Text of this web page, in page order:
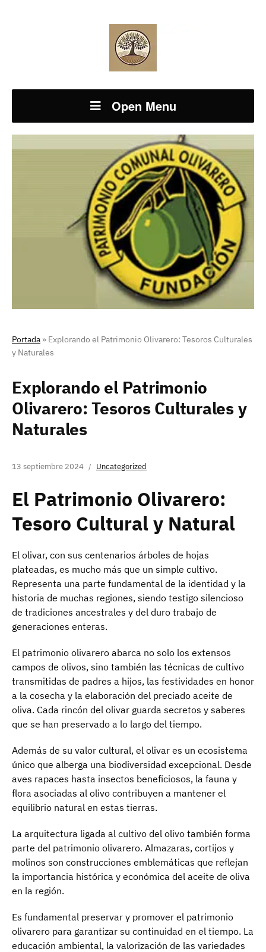
Open Menu
Portada » Explorando el Patrimonio Olivarero: Tesoros Culturales
y Naturales
Explorando el Patrimonio
Olivarero: Tesoros Culturales y
Naturales
13 septiembre 2024 Uncategorized
El Patrimonio Olivarero:
Tesoro Cultural y Natural
El olivar, con sus centenarios árboles de hojas
plateadas, es mucho más que un simple cultivo.
Representa una parte fundamental de la identidad y la
historia de muchas regiones, siendo testigo silencioso
de tradiciones ancestrales y del duro trabajo de
generaciones enteras.
El patrimonio olivarero abarca no solo los extensos
campos de olivos, sino también las técnicas de cultivo
transmitidas de padres a hijos, las festividades en honor
a la cosecha y la elaboración del preciado aceite de
oliva. Cada rincón del olivar guarda secretos y saberes
que se han preservado a lo largo del tiempo.
Además de su valor cultural, el olivar es un ecosistema
único que alberga una biodiversidad excepcional. Desde
aves rapaces hasta insectos beneficiosos, la fauna y
flora asociadas al olivo contribuyen a mantener el
equilibrio natural en estas tierras.
La arquitectura ligada al cultivo del olivo también forma
parte del patrimonio olivarero. Almazaras, cortijos y
molinos son construcciones emblemáticas que reflejan
la importancia histórica y económica del aceite de oliva
en la región.
Es fundamental preservar y promover el patrimonio
olivarero para garantizar su continuidad en el tiempo. La
educación ambiental, la valorización de las variedades